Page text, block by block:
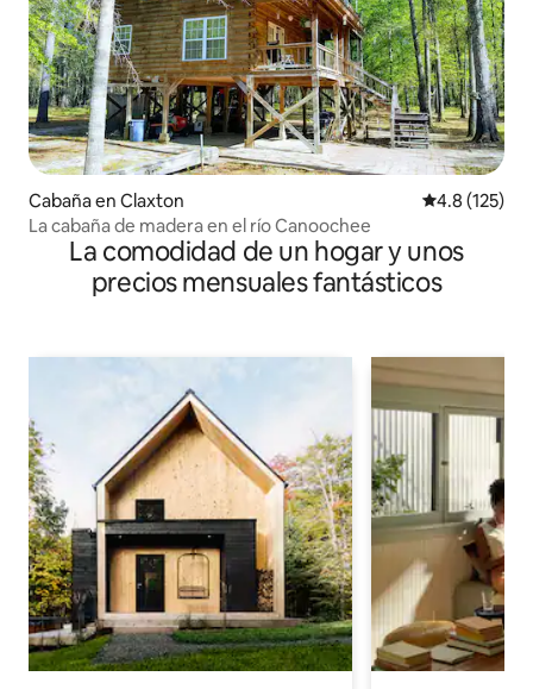
Cabaña en Claxton Calificación
4.8 (125)
La cabaña de madera en el río Canoochee
La comodidad de un hogar y unos
precios mensuales fantásticos